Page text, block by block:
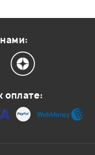
оплате: